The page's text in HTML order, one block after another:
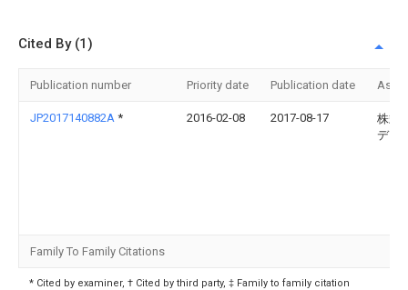
Cited By (1)
Publication number Priority date Publication date
JP2017140882A * 2016-02-08 2017-08-17
株式
デン
Family To Family Citations
* Cited by examiner, † Cited by third party, ‡ Family to family citation